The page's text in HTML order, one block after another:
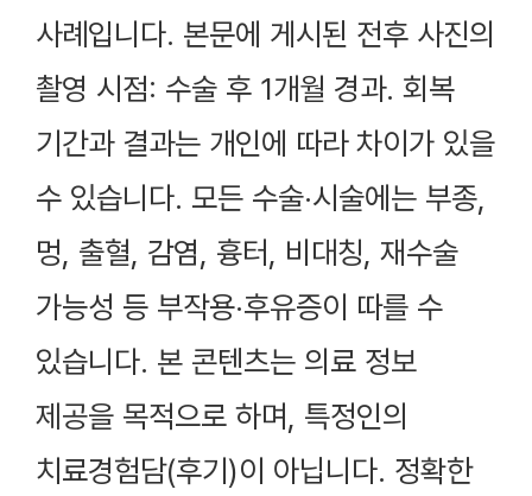
사례입니다. 본문에 게시된 전후 사진의
촬영 시점: 수술 후 1개월 경과. 회복
기간과 결과는 개인에 따라 차이가 있을
수 있습니다. 모든 수술·시술에는 부종,
멍, 출혈, 감염, 흉터, 비대칭, 재수술
가능성 등 부작용·후유증이 따를 수
있습니다. 본 콘텐츠는 의료 정보
제공을 목적으로 하며, 특정인의
치료경험담(후기)이 아닙니다. 정확한